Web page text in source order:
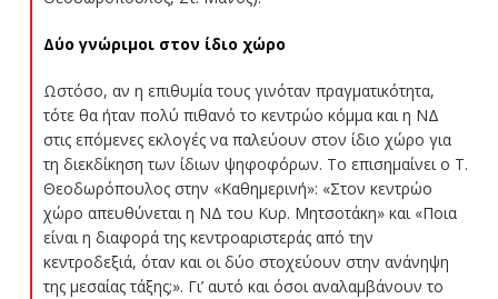
Δύο γνώριμοι στον ίδιο χώρο
Ωστόσο, αν η επιθυμία τους γινόταν πραγματικότητα,
τότε θα ήταν πολύ πιθανό το κεντρώο κόμμα και η ΝΔ
στις επόμενες εκλογές να παλεύουν στον ίδιο χώρο για
τη διεκδίκηση των ίδιων ψηφοφόρων. Το επισημαίνει ο Τ.
Θεοδωρόπουλος στην «Καθημερινή»: «Στον κεντρώο
χώρο απευθύνεται η ΝΔ του Κυρ. Μητσοτάκη» και «Ποια
είναι η διαφορά της κεντροαριστεράς από την
κεντροδεξιά, όταν και οι δύο στοχεύουν στην ανάνηψη
της μεσαίας τάξης;». Γι’ αυτό και όσοι αναλαμβάνουν το